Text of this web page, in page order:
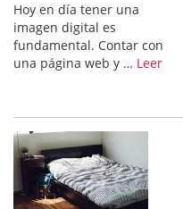
Hoy en día tener una
imagen digital es
fundamental. Contar con
una página web y … Leer